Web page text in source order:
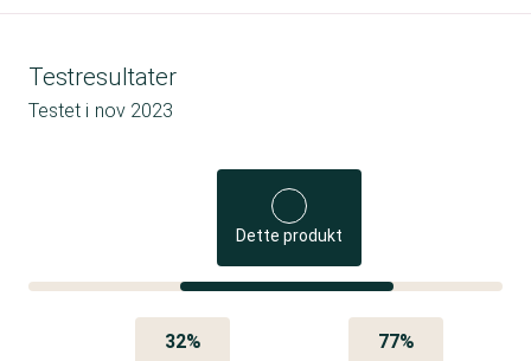
Testresultater
Testet i nov 2023
Dette produkt
32% 77%